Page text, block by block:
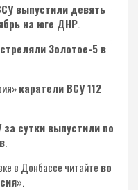
выпустили девять
на юге ДНР.
Золотое-5 в
каратели ВСУ 112
за сутки выпустили по
.
в Донбассе читайте во
.